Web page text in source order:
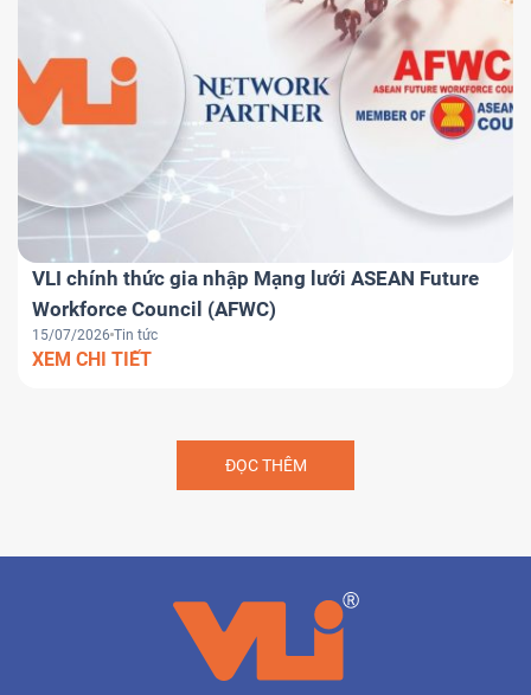
VLI chính thức gia nhập Mạng lưới ASEAN Future
Workforce Council (AFWC)
15/07/2026 Tin tức
XEM CHI TIẾT
ĐỌC THÊM